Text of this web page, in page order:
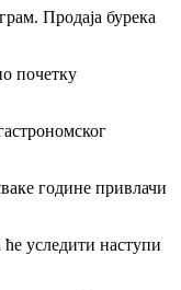
Продаја бурека
почетку
године привлачи
уследити наступи